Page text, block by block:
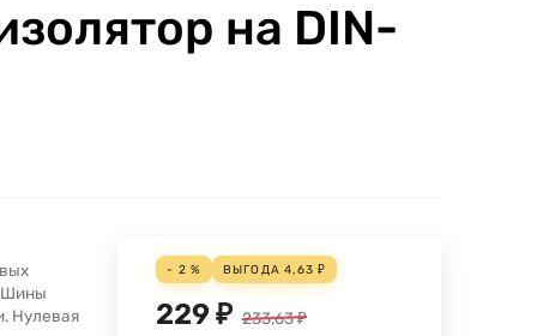
на DIN-
Шины
Нулевая
- 2 % ВЫГОДА4,63 ₽
229₽ 233,63₽